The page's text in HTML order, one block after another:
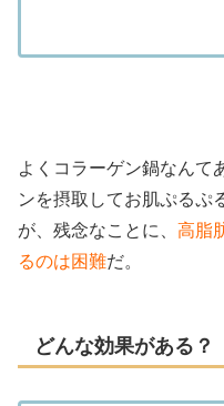
よくコラーゲン鍋なんて
ンを摂取してお肌ぷるぷ
が、残念なことに、 高脂
るのは困難だ。
どんな効果がある？